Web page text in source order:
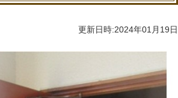
更新日時:2024年01月19日